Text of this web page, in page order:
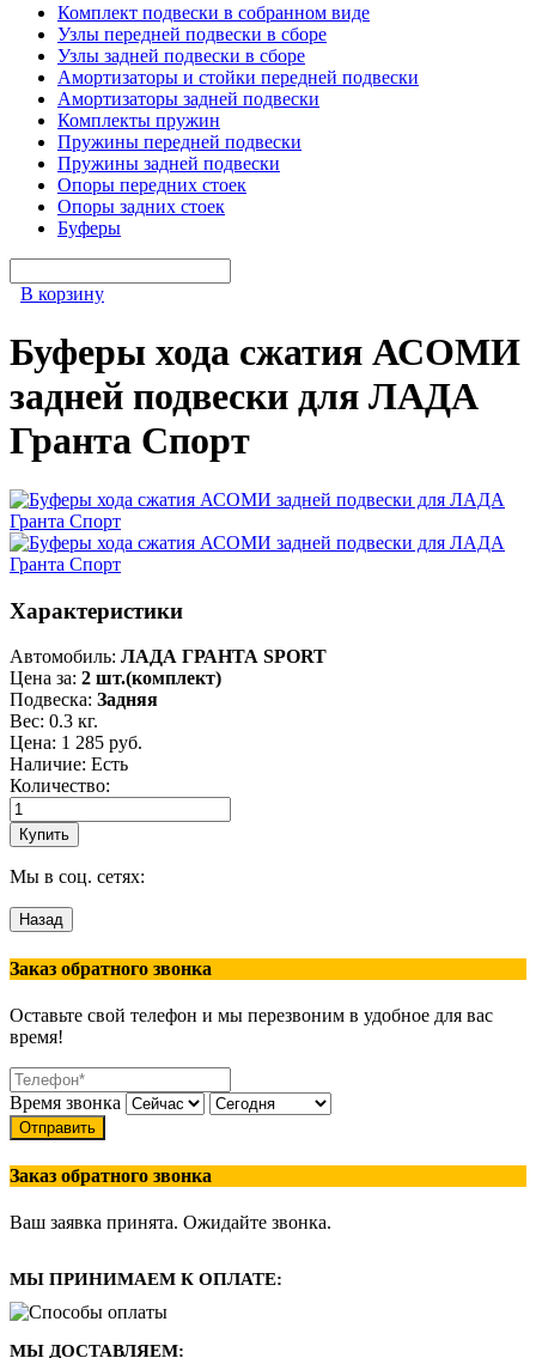
Комплект подвески в собранном виде
Узлы передней подвески в сборе
Узлы задней подвески в сборе
Амортизаторы и стойки передней подвески
Амортизаторы задней подвески
Комплекты пружин
Пружины передней подвески
Пружины задней подвески
Опоры передних стоек
Опоры задних стоек
Буферы
В корзину
Буферы хода сжатия АСОМИ
задней подвески для ЛАДА
Гранта Спорт
Характеристики
Автомобиль: ЛАДА ГРАНТА SPORT
Цена за: 2 шт.(комплект)
Подвеска: Задняя
Вес: 0.3 кг.
Цена: 1 285 руб.
Наличие: Есть
Количество:
Мы в соц. сетях:
Заказ обратного звонка
Оставьте свой телефон и мы перезвоним в удобное для вас
время!
Время звонка
Отправить
Заказ обратного звонка
Ваш заявка принята. Ожидайте звонка.
МЫ ПРИНИМАЕМ К ОПЛАТЕ:
МЫ ДОСТАВЛЯЕМ: